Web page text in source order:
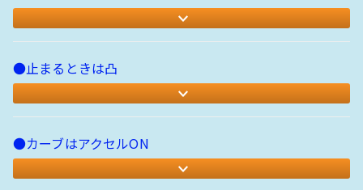
●止まるときは凸
●カーブはアクセルON